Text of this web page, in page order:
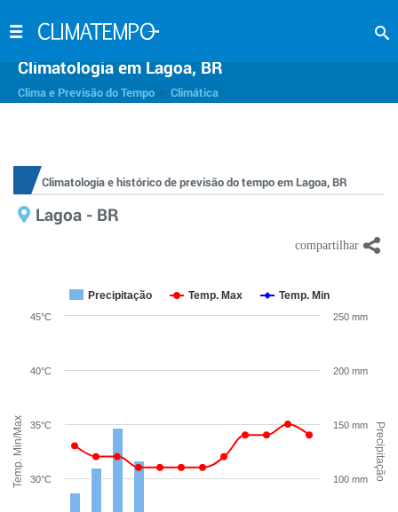
Climatologia em Lagoa, BR
Clima e Previsão do Tempo Climática
Climatologia e histórico de previsão do tempo em Lagoa, BR
Lagoa - BR
Temp. Min/Max Precipitação
Precipitação Temp. Max Temp. Min
30°C
35°C
40°C
45°C
100 mm
150 mm
200 mm
250 mm